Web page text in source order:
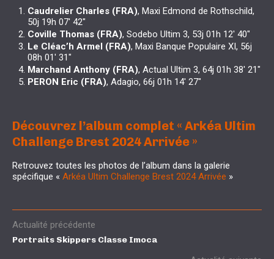
Caudrelier Charles (FRA), Maxi Edmond de Rothschild,
50j 19h 07′ 42″
Coville Thomas (FRA), Sodebo Ultim 3, 53j 01h 12′ 40″
Le Cléac’h Armel (FRA), Maxi Banque Populaire XI, 56j
08h 01′ 31″
Marchand Anthony (FRA), Actual Ultim 3, 64j 01h 38′ 21″
PERON Eric (FRA), Adagio, 66j 01h 14′ 27″
Découvrez l’album complet « Arkéa Ultim
Challenge Brest 2024 Arrivée »
Retrouvez toutes les photos de l’album dans la galerie
spécifique « Arkéa Ultim Challenge Brest 2024 Arrivée »
Actualité précédente
Portraits Skippers Classe Imoca